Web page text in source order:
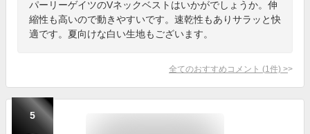
パーリーゲイツのVネックベストはいかがでしょうか。伸
縮性も高いので動きやすいです。速乾性もありサラッと快
適です。夏向けな白い生地もございます。
全てのおすすめコメント (1 件) >
5